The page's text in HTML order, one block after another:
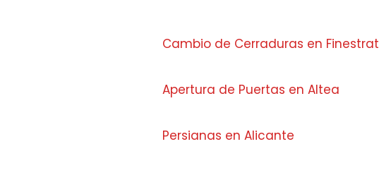
Cambio de Cerraduras en Finestrat
Apertura de Puertas en Altea
Persianas en Alicante